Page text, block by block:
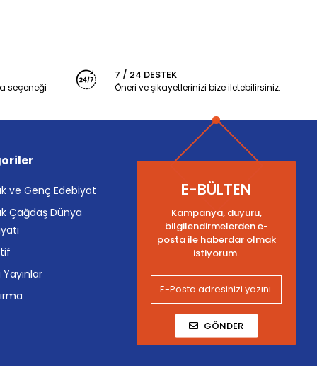
seçeneği
7 / 24 DESTEK
Öneri ve şikayetlerinizi bize iletebilirsiniz.
ve Genç Edebiyat
Çağdaş Dünya
Yayınlar
E-BÜLTEN
Kampanya, duyuru,
bilgilendirmelerden e-
posta ile haberdar olmak
istiyorum.
GÖNDER